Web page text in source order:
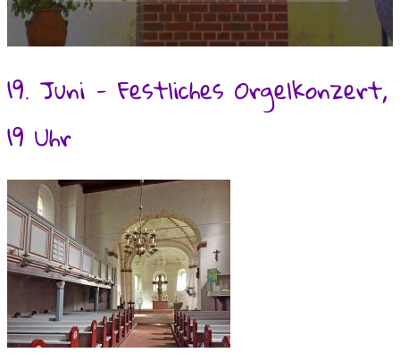
19. Juni - Festliches Orgelkonzert,
19 Uhr